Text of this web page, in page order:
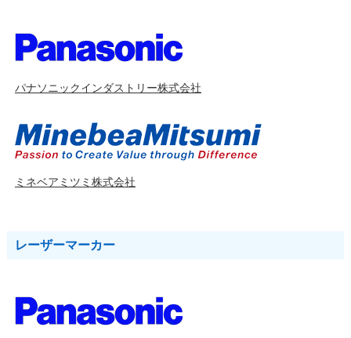
パナソニックインダストリー株式会社
ミネベアミツミ株式会社
レーザーマーカー